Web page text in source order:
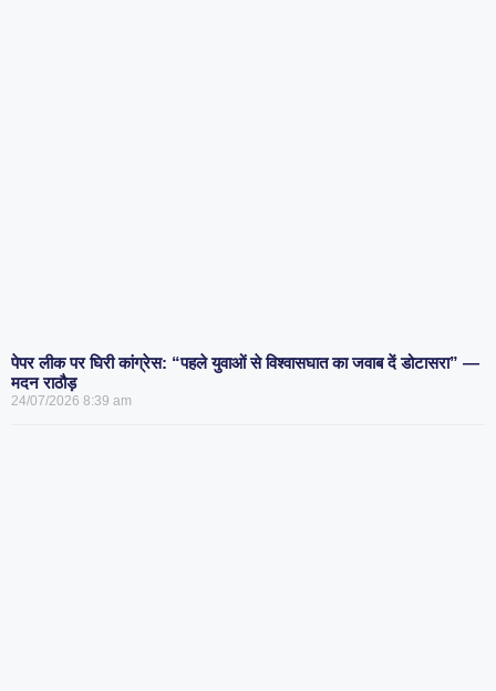
पेपर लीक पर घिरी कांग्रेस: “पहले युवाओं से विश्वासघात का जवाब दें डोटासरा” —
मदन राठौड़
24/07/2026 8:39 am